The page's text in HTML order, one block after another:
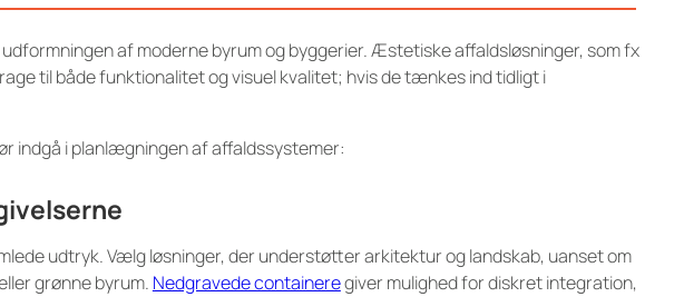
af moderne byrum og byggerier. Æstetiske affaldsløsninger, som fx
til både funktionalitet og visuel kvalitet; hvis de tænkes ind tidligt i
indgå i planlægningen af affaldssystemer:
udtryk. Vælg løsninger, der understøtter arkitektur og landskab, uanset om
grønne byrum. Nedgravede containeregiver mulighed for diskret integration,